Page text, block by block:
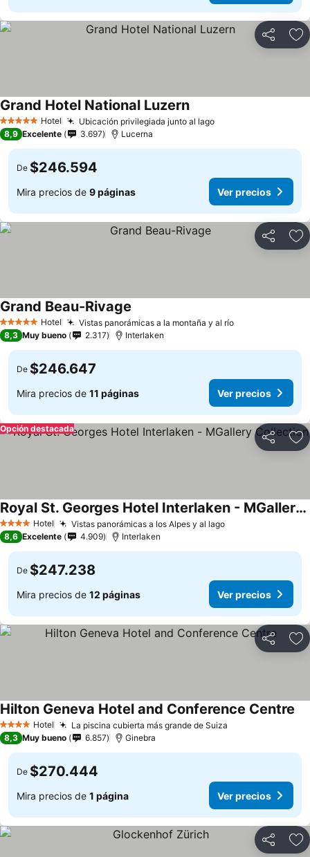
Compartir
5 Estrellas Hotel Ubicación privilegiada junto al lagoVer precios
Grand Hotel National LuzernVer precios
8,9 Excelente 3.697 Lucerna
De $246.594
Mira precios de 9 páginas Ver precios
Compartir
5 Estrellas Hotel Vistas panorámicas a la montaña y al ríoVer precios
Grand Beau-Rivage
8,3 Muy bueno 2.317 Interlaken
De $246.647
Mira precios de 11 páginas Ver precios
Compartir
Opción destacada
4 EstrellasHotel Vistas panorámicas a los Alpes y al lagoVer precios
Royal St. Georges Hotel Interlaken - MGallery Collection
Ver precios
8,6 Excelente 4.909 Interlaken
De $247.238
Mira precios de 12 páginas Ver precios
Compartir
4 EstrellasHotel La piscina cubierta más grande de Suiza
Hilton Geneva Hotel and Conference Centre
8,3 Muy bueno 6.857 Ginebra
De $270.444
Mira precios de 1 página Ver precios
Compartir